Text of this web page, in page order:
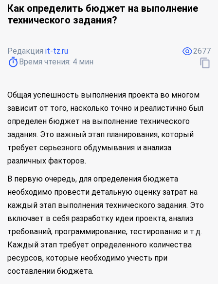
Как определить бюджет на выполнение
технического задания?
Редакция it-tz.ru
Время чтения: 4 мин
2677
Общая успешность выполнения проекта во многом
зависит от того, насколько точно и реалистично был
определен бюджет на выполнение технического
задания. Это важный этап планирования, который
требует серьезного обдумывания и анализа
различных факторов.
В первую очередь, для определения бюджета
необходимо провести детальную оценку затрат на
каждый этап выполнения технического задания. Это
включает в себя разработку идеи проекта, анализ
требований, программирование, тестирование и т.д.
Каждый этап требует определенного количества
ресурсов, которые необходимо учесть при
составлении бюджета.